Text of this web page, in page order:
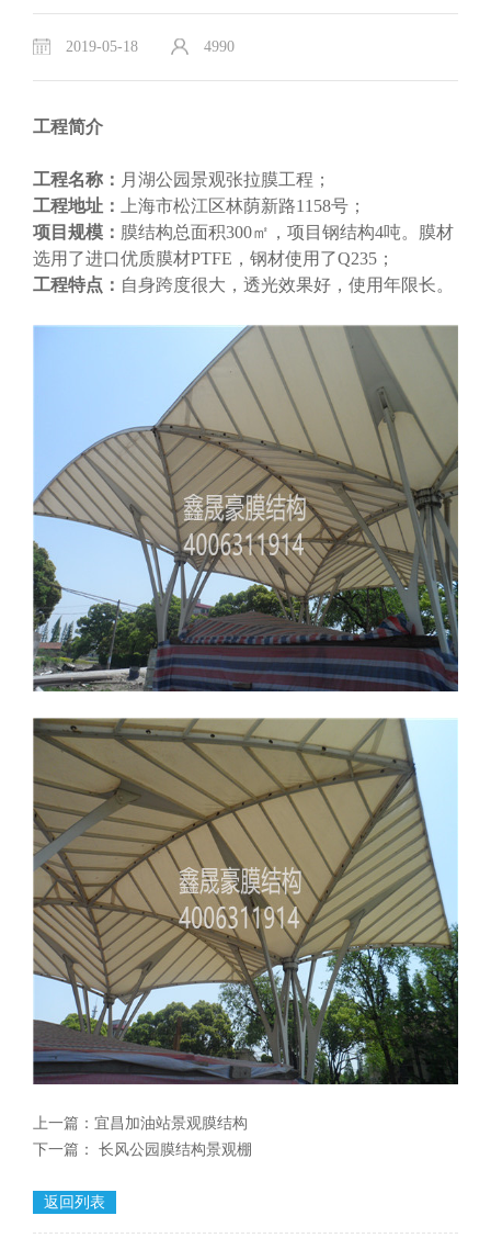
2019-05-18 4990
工程简介
工程名称： 月湖公园景观张拉膜工程；
工程地址：
上海市松江区林荫新路1158号；
项目规模： 膜结构总面积300㎡，项目钢结构4吨。膜材
选用了进口优质膜材PTFE，钢材使用了Q235；
工程特点： 自身跨度很大， 透光效果好， 使用年限长。
上一篇： 宜昌加油站景观膜结构
下一篇：
长风公园膜结构景观棚
返回列表